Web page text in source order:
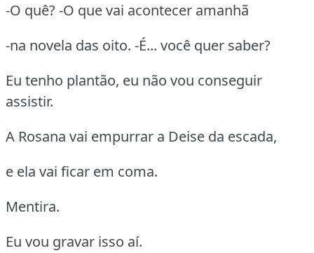
-O quê? -O que vai acontecer amanhã
-na novela das oito. -É... você quer saber?
Eu tenho plantão, eu não vou conseguir
assistir.
A Rosana vai empurrar a Deise da escada,
e ela vai ficar em coma.
Mentira.
Eu vou gravar isso aí.